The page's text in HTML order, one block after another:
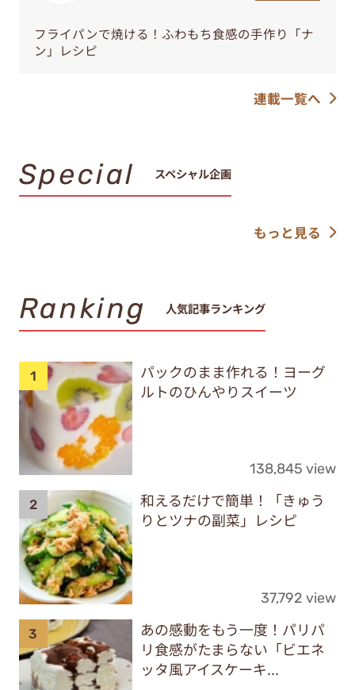
フライパンで焼ける！ふわもち食感の手作り「ナ
ン」レシピ
連載一覧へ
Special スペシャル企画
もっと見る
Ranking 人気記事ランキング
パックのまま作れる！ヨーグ
ルトのひんやりスイーツ
138,845 view
和えるだけで簡単！「きゅう
りとツナの副菜」レシピ
37,792 view
あの感動をもう一度！パリパ
リ食感がたまらない「ビエネ
ッタ風アイスケーキ...